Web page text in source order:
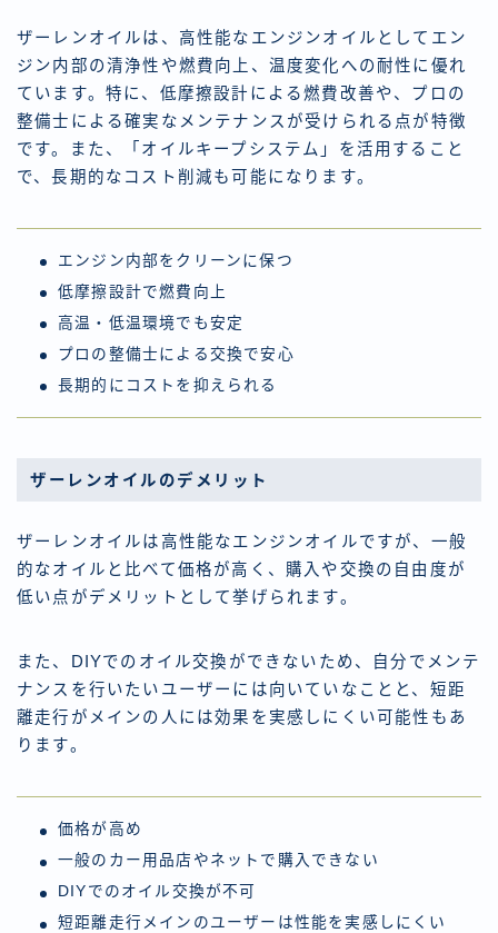
ザーレンオイルは、高性能なエンジンオイルとしてエン
ジン内部の清浄性や燃費向上、温度変化への耐性に優れ
ています。特に、低摩擦設計による燃費改善や、プロの
整備士による確実なメンテナンスが受けられる点が特徴
です。また、「オイルキープシステム」を活用すること
で、長期的なコスト削減も可能になります。
エンジン内部をクリーンに保つ
低摩擦設計で燃費向上
高温・低温環境でも安定
プロの整備士による交換で安心
長期的にコストを抑えられる
ザーレンオイルのデメリット
ザーレンオイルは高性能なエンジンオイルですが、一般
的なオイルと比べて価格が高く、購入や交換の自由度が
低い点がデメリットとして挙げられます。
また、DIYでのオイル交換ができないため、自分でメンテ
ナンスを行いたいユーザーには向いていなことと、短距
離走行がメインの人には効果を実感しにくい可能性もあ
ります。
価格が高め
一般のカー用品店やネットで購入できない
DIYでのオイル交換が不可
短距離走行メインのユーザーは性能を実感しにくい